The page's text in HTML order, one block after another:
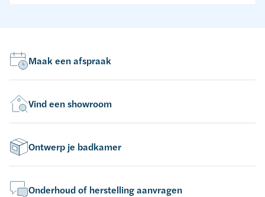
Maak een afspraak
Vind een showroom
Ontwerp je badkamer
Onderhoud of herstelling aanvragen